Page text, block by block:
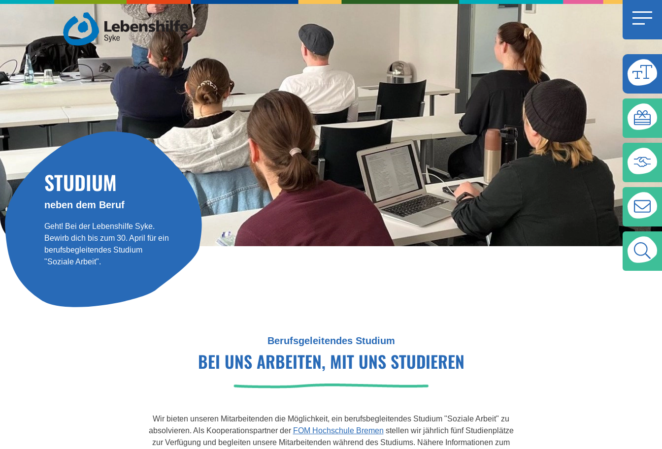
STUDIUM
neben dem Beruf
Geht! Bei der Lebenshilfe Syke.
Bewirb dich bis zum 30. April für ein
berufsbegleitendes Studium
"Soziale Arbeit".
Berufsgeleitendes Studium
BEI UNS ARBEITEN, MIT UNS STUDIEREN
Wir bieten unseren Mitarbeitenden die Möglichkeit, ein berufsbegleitendes Studium "Soziale Arbeit" zu
absolvieren. Als Kooperationspartner der FOM Hochschule Bremen stellen wir jährlich fünf Studienplätze
zur Verfügung und begleiten unsere Mitarbeitenden während des Studiums. Nähere Informationen zum